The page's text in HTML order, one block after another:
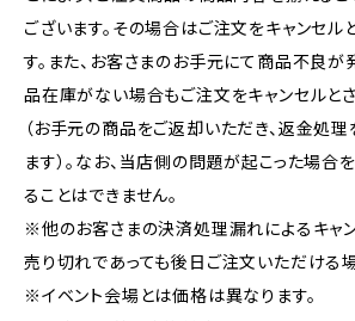
ございます。その場合はご注文をキャンセル
す。また、お客さまのお手元にて商品不良が
品在庫がない場合もご注文をキャンセルと
（お手元の商品をご返却いただき、返金処
ます）。なお、当店側の問題が起こった場合
ることはできません。
※他のお客さまの決済処理漏れによるキャン
売り切れであっても後日ご注文いただける
※イベント会場とは価格は異なります。